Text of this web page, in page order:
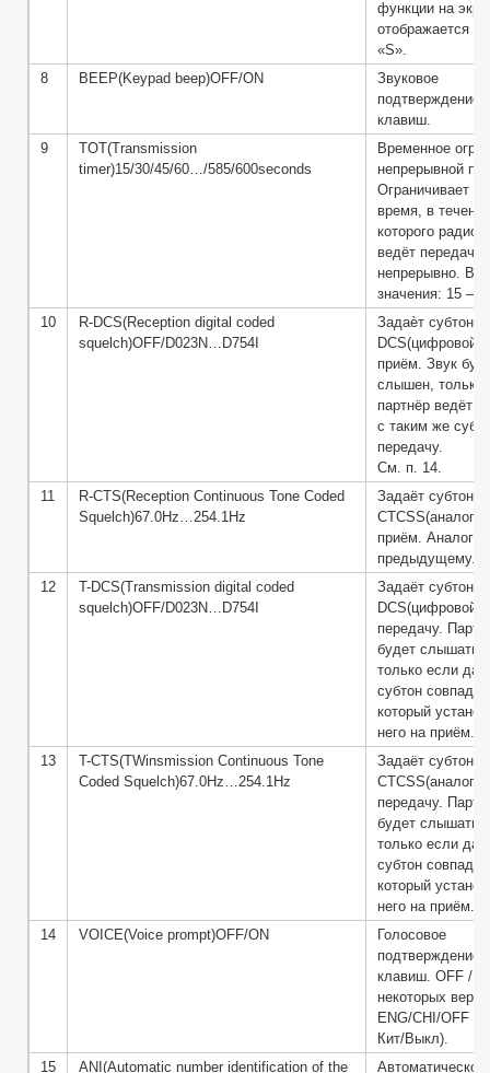
функции на
отображается
«S».
8
BEEP(Keypad beep)OFF/ON
Звуковое
подтверждение
клавиш.
9
TOT(Transmission
timer)15/30/45/60…/585/600seconds
Временное
непрерывной
Ограничивает
время, в течение
которого
ведёт передачу
непрерывно.
значения: 15 –
10
R-DCS(Reception digital coded
squelch)OFF/D023N…D754I
Задаѐт субтон
DCS(цифровой)
приём. Звук
слышен, только
партнёр ведёт
с таким же
передачу.
См. п. 14.
11
R-CTS(Reception Continuous Tone Coded
Squelch)67.0Hz…254.1Hz
Задаёт субтон
приём.
предыдущему.
12
T-DCS(Transmission digital coded
squelch)OFF/D023N…D754I
Задаёт субтон
DCS(цифровой)
передачу.
будет слышать
только если
субтон
который
него на приём.
13
T-CTS(TWinsmission Continuous Tone
Coded Squelch)67.0Hz…254.1Hz
Задаёт субтон
передачу.
будет слышать
только если
субтон
который
него на приём.
14
VOICE(Voice prompt)OFF/ON
Голосовое
подтверждение
клавиш. OFF /
некоторых
ENG/CHI/OFF –
Кит/Выкл).
15
ANI(Automatic number identification of the
Автоматическое